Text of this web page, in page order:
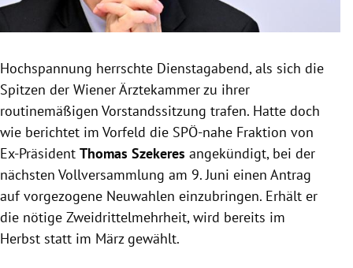
Untermenü
Untermenü
Hochspannung herrschte Dienstagabend, als sich die
Spitzen der Wiener Ärztekammer zu ihrer
routinemäßigen Vorstandssitzung trafen. Hatte doch
wie berichtet im Vorfeld die SPÖ-nahe Fraktion von
Ex-Präsident Thomas Szekeres angekündigt, bei der
nächsten Vollversammlung am 9. Juni einen Antrag
auf vorgezogene Neuwahlen einzubringen. Erhält er
die nötige Zweidrittelmehrheit, wird bereits im
Herbst statt im März gewählt.